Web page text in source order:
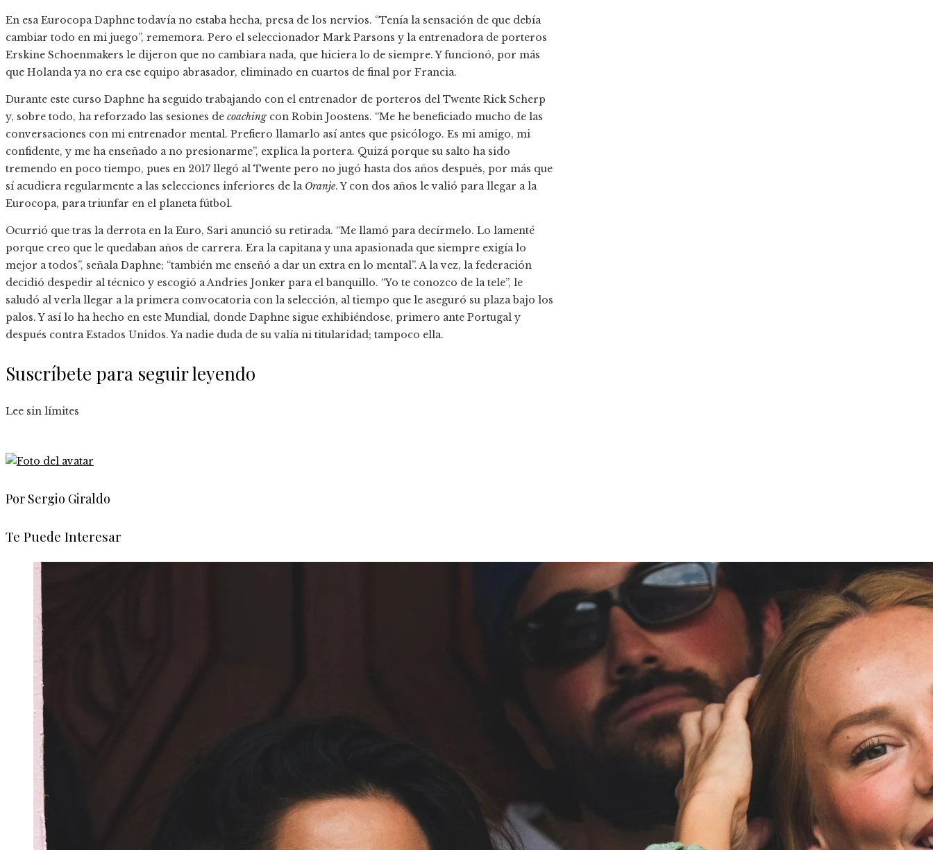
En esa Eurocopa Daphne todavía no estaba hecha, presa de los nervios. “Tenía la sensación de que debía
cambiar todo en mi juego”, rememora. Pero el seleccionador Mark Parsons y la entrenadora de porteros
Erskine Schoenmakers le dijeron que no cambiara nada, que hiciera lo de siempre. Y funcionó, por más
que Holanda ya no era ese equipo abrasador, eliminado en cuartos de final por Francia.
Durante este curso Daphne ha seguido trabajando con el entrenador de porteros del Twente Rick Scherp
y, sobre todo, ha reforzado las sesiones de coachingcon Robin Joostens. “Me he beneficiado mucho de las
conversaciones con mi entrenador mental. Prefiero llamarlo así antes que psicólogo. Es mi amigo, mi
confidente, y me ha enseñado a no presionarme”, explica la portera. Quizá porque su salto ha sido
tremendo en poco tiempo, pues en 2017 llegó al Twente pero no jugó hasta dos años después, por más que
sí acudiera regularmente a las selecciones inferiores de la Oranje. Y con dos años le valió para llegar a la
Eurocopa, para triunfar en el planeta fútbol.
Ocurrió que tras la derrota en la Euro, Sari anunció su retirada. “Me llamó para decírmelo. Lo lamenté
porque creo que le quedaban años de carrera. Era la capitana y una apasionada que siempre exigía lo
mejor a todos”, señala Daphne; “también me enseñó a dar un extra en lo mental”. A la vez, la federación
decidió despedir al técnico y escogió a Andries Jonker para el banquillo. “Yo te conozco de la tele”, le
saludó al verla llegar a la primera convocatoria con la selección, al tiempo que le aseguró su plaza bajo los
palos. Y así lo ha hecho en este Mundial, donde Daphne sigue exhibiéndose, primero ante Portugal y
después contra Estados Unidos. Ya nadie duda de su valía ni titularidad; tampoco ella.
Suscríbete para seguir leyendo
Lee sin límites
Por Sergio Giraldo
Te Puede Interesar